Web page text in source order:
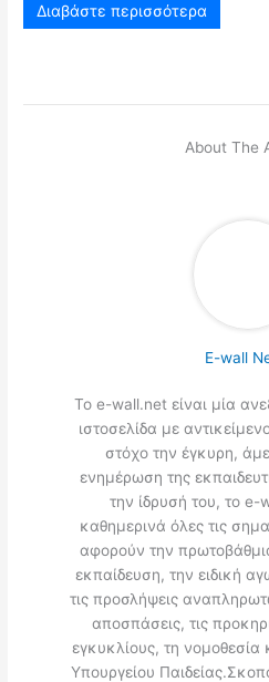
Διαβάστε περισσότερα
About The
E-wall
Το e-wall.net είναι μία
ιστοσελίδα με
στόχο την έγκυρη,
ενημέρωση της
την ίδρυσή του, το e-
καθημερινά όλες τις
αφορούν την
εκπαίδευση, την ειδική
τις προσλήψεις
αποσπάσεις, τις
εγκυκλίους, τη νομοθεσία
Υπουργείου